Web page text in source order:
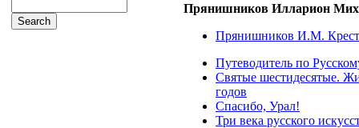
Прянишников Илларион
Прянишников И.М.
Путеводитель по
Святые шестидесятые.
годов
Спасибо, Урал!
Три века русского